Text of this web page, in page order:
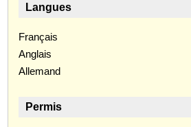
Langues
Français
Anglais
Allemand
Permis